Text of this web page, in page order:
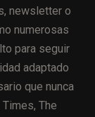
newsletter o
numerosas
para seguir
adaptado
que nunca
The